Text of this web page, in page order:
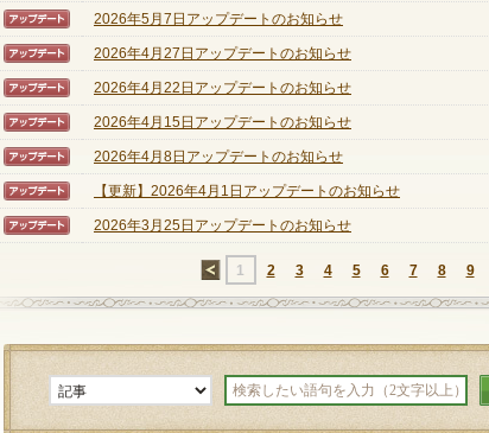
NEXONポイントチャージ
※メンテナンス中はゲームをプレイできません。
【アップデート】
2026年5月7日アップデートのお知らせ
【アップデート】
2026年4月27日アップデートのお知らせ
【アップデート】
2026年4月22日アップデートのお知らせ
【アップデート】
2026年4月15日アップデートのお知らせ
【アップデート】
2026年4月8日アップデートのお知らせ
【アップデート】
【更新】2026年4月1日アップデートのお知らせ
【アップデート】
2026年3月25日アップデートのお知らせ
←1 2 3 4 5 6 7 8 9